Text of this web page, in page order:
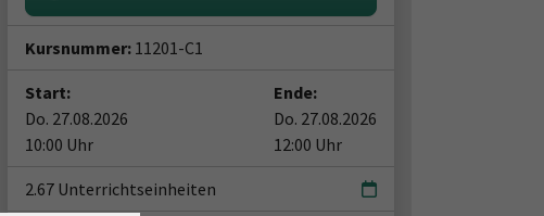
Kursnummer: 11201-C1
Start:
Do. 27.08.2026
10:00 Uhr
Ende:
Do. 27.08.2026
12:00 Uhr
2.67 Unterrichtseinheiten